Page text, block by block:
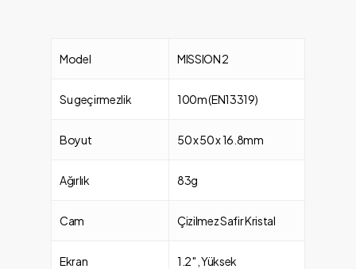
Model MISSION 2
Su geçirmezlik 100m (EN13319)
Boyut 50 x 50 x 16.8mm
Ağırlık 83g
Cam Çizilmez Safir Kristal
Ekran
1.2″, Yüksek